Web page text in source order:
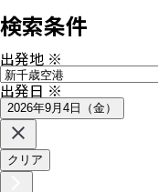
検索条件
出発地 ※
出発日※
2026年9月4日（金）
クリア